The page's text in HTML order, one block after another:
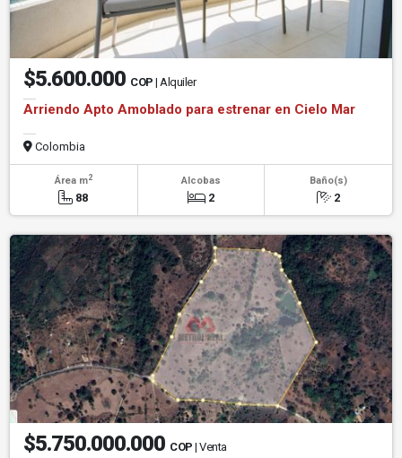
$5.600.000 COP | Alquiler
Arriendo Apto Amoblado para estrenar en Cielo Mar
Colombia
Área m2
88
Alcobas
2
Baño(s)
2
$5.750.000.000 COP | Venta